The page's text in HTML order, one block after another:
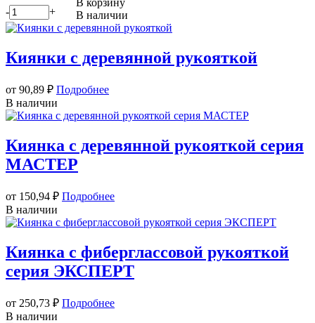
- +
В корзину
В наличии
Киянки с деревянной рукояткой
от 90,89 ₽ Подробнее
В наличии
Киянка с деревянной рукояткой серия
МАСТЕР
от 150,94 ₽ Подробнее
В наличии
Киянка с фиберглассовой рукояткой
серия ЭКСПЕРТ
от 250,73 ₽ Подробнее
В наличии